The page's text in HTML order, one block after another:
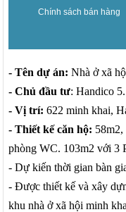
Chính sách bán hàng
- Tên dự án: Nhà ở xã
- Chủ đầu tư: Handico 5.
- Vị trí: 622 minh khai,
- Thiết kế căn hộ:
phòng WC. 103m2 với 3
- Dự kiến thời gian bàn
- Được thiết kế và xây
khunhà ở xã hội minh